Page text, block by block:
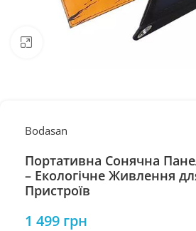
Натисніть, щоб збільшити
Bodasan
Портативна Сонячна
– Екологічне Живлення
Пристроїв
1 499 грн